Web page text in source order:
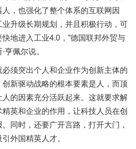
，也强化了整个体系的互联网因
升级长期规划，并且积极行动，可
地进入工业4.0，”德国联邦外贸与
亨佩尔说。
须突出个人和企业作为创新主体的
新驱动战略的根本要素是人，而顶
的因素充分活跃起来。这就要求解
英和企业的作用，让科技人员在创
同时，还要广开言路，打开大门，
外国精英人才。